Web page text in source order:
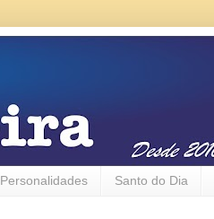
Personalidades Santo do Dia